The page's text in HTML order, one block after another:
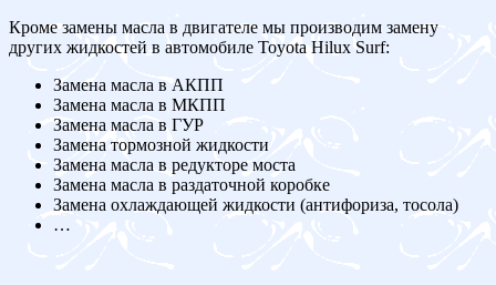
Кроме замены масла в двигателе мы производим замену
других жидкостей в автомобиле Toyota Hilux Surf:
Замена масла в АКПП
Замена масла в МКПП
Замена масла в ГУР
Замена тормозной жидкости
Замена масла в редукторе моста
Замена масла в раздаточной коробке
Замена охлаждающей жидкости (антифориза, тосола)
…